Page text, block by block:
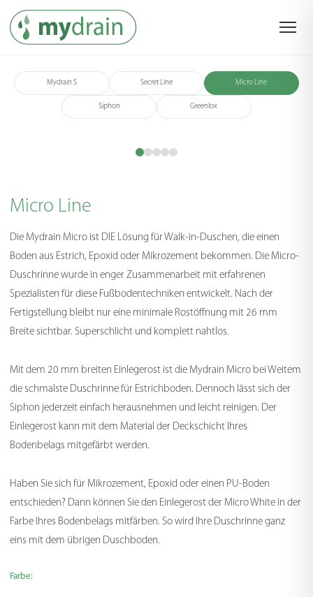
Mydrain S Secret Line Micro Line
Siphon Greenlox
Micro Line
Die Mydrain Micro ist DIE Lösung für Walk-in-Duschen, die einen
Boden aus Estrich, Epoxid oder Mikrozement bekommen. Die Micro-
Duschrinne wurde in enger Zusammenarbeit mit erfahrenen
Spezialisten für diese Fußbodentechniken entwickelt. Nach der
Fertigstellung bleibt nur eine minimale Rostöffnung mit 26 mm
Breite sichtbar. Superschlicht und komplett nahtlos.
Mit dem 20 mm breiten Einlegerost ist die Mydrain Micro bei Weitem
die schmalste Duschrinne für Estrichboden. Dennoch lässt sich der
Siphon jederzeit einfach herausnehmen und leicht reinigen. Der
Einlegerost kann mit dem Material der Deckschicht Ihres
Bodenbelags mitgefärbt werden.
Haben Sie sich für Mikrozement, Epoxid oder einen PU-Boden
entschieden? Dann können Sie den Einlegerost der Micro White in der
Farbe Ihres Bodenbelags mitfärben. So wird Ihre Duschrinne ganz
eins mit dem übrigen Duschboden.
Farbe: